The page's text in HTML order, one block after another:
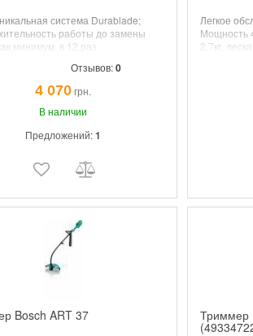
система Durablade;
работы до замены
минимум, в 12 раз
круга стрижки 23см,
нож, зарядка менее 1ч.,
угла и положения высоты
вес 1.9кг
Отзывов:0
4 070грн.
В наличии
Предложений:1
Легкое
Мощность
2.7кг, леска
Bosch ART 37 Триммер